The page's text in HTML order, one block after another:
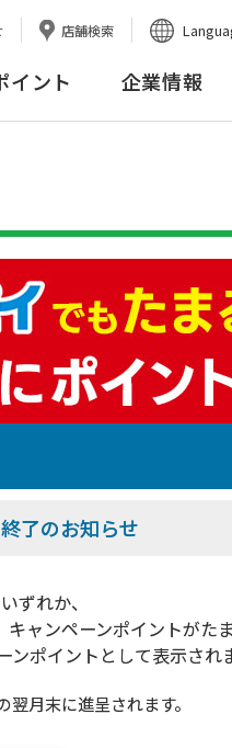
店舗検索
イント 企業情報
了のお知らせ
ずれか、
ャンペーンポイントがたま
ポイントとして表示され
月末に進呈されます。